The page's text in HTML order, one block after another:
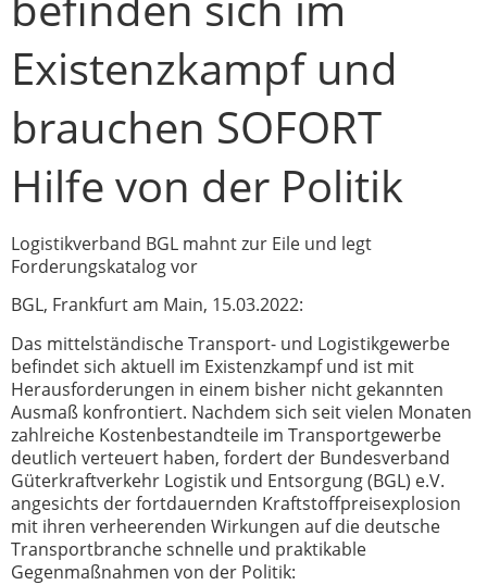
Existenzkampf und
brauchen SOFORT
Hilfe von der Politik
Logistikverband BGL mahnt zur Eile und legt
Forderungskatalog vor
BGL, Frankfurt am Main, 15.03.2022:
Das mittelständische Transport- und Logistikgewerbe
befindet sich aktuell im Existenzkampf und ist mit
Herausforderungen in einem bisher nicht gekannten
Ausmaß konfrontiert. Nachdem sich seit vielen Monaten
zahlreiche Kostenbestandteile im Transportgewerbe
deutlich verteuert haben, fordert der Bundesverband
Güterkraftverkehr Logistik und Entsorgung (BGL) e.V.
angesichts der fortdauernden Kraftstoffpreisexplosion
mit ihren verheerenden Wirkungen auf die deutsche
Transportbranche schnelle und praktikable
Gegenmaßnahmen von der Politik: